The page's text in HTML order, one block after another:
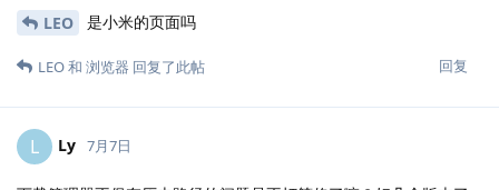
LEO 是小米的页面吗
回复
LEO和 浏览器 回复了此帖
L Ly 7月7日